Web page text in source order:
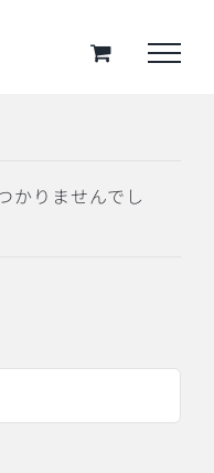
かりませんでし